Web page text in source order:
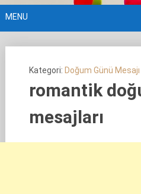
MENU
Kategori: Doğum Günü Mesajı
romantik
mesajları